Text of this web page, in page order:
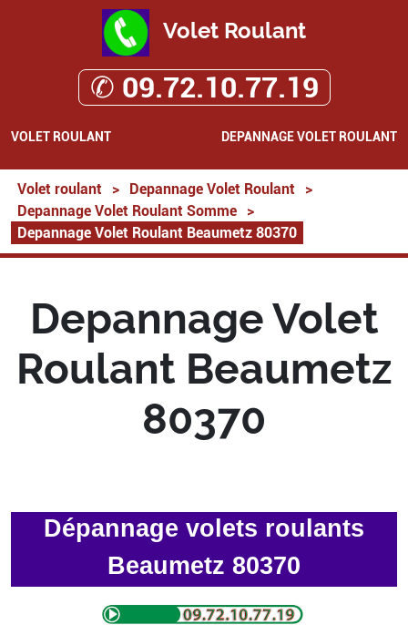
Volet Roulant
✆ 09.72.10.77.19
VOLET ROULANT DEPANNAGE VOLET ROULANT
Volet roulant > Depannage Volet Roulant
>
Depannage Volet Roulant Somme
>
Depannage Volet Roulant Beaumetz 80370
Depannage Volet
Roulant Beaumetz
80370
Dépannage volets roulants
Beaumetz 80370